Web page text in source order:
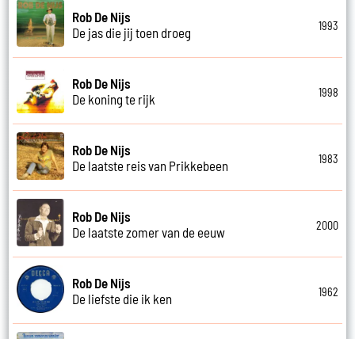
Rob De Nijs
De jas die jij toen droeg
1993
Rob De Nijs
De koning te rijk
1998
Rob De Nijs
De laatste reis van Prikkebeen
1983
Rob De Nijs
De laatste zomer van de eeuw
2000
Rob De Nijs
De liefste die ik ken
1962